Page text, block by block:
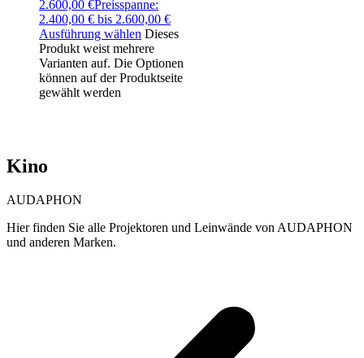
2.600,00 €Preisspanne:
2.400,00 € bis 2.600,00 €
Ausführung wählen Dieses
Produkt weist mehrere
Varianten auf. Die Optionen
können auf der Produktseite
gewählt werden
Kino
AUDAPHON
Hier finden Sie alle Projektoren und Leinwände von AUDAPHON
und anderen Marken.